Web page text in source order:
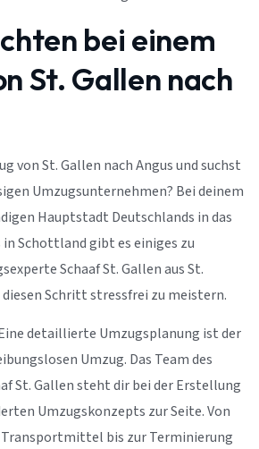
bei einem
St. Gallen nach
von St. Gallen nach Angus und suchst
Umzugsunternehmen? Bei deinem
Hauptstadt Deutschlands in das
in Schottland gibt es einiges zu
Schaaf St. Gallen aus St.
Schritt stressfrei zu meistern.
detaillierte Umzugsplanung ist der
Umzug. Das Team des
St. Gallen steht dir bei der Erstellung
Umzugskonzepts zur Seite. Von
bis zur Terminierung